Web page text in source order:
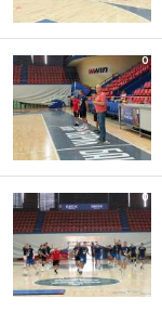
0
0